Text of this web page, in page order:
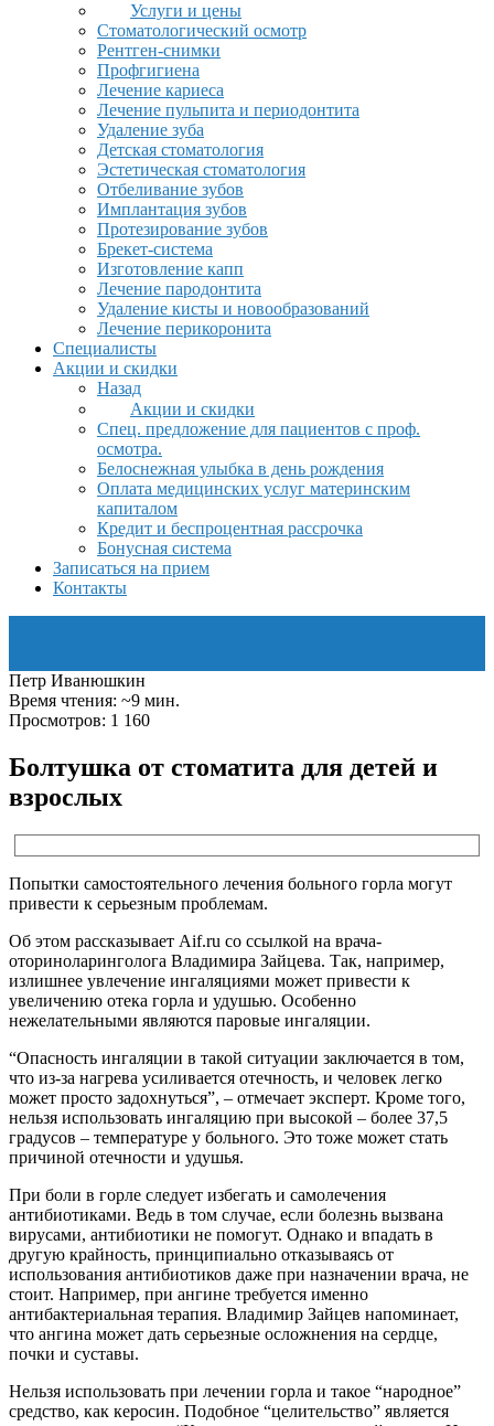
Услуги и цены
Стоматологический осмотр
Рентген-снимки
Профгигиена
Лечение кариеса
Лечение пульпита и периодонтита
Удаление зуба
Детская стоматология
Эстетическая стоматология
Отбеливание зубов
Имплантация зубов
Протезирование зубов
Брекет-система
Изготовление капп
Лечение пародонтита
Удаление кисты и новообразований
Лечение перикоронита
Специалисты
Акции и скидки
Назад
Акции и скидки
Спец. предложение для пациентов с проф.
осмотра.
Белоснежная улыбка в день рождения
Оплата медицинских услуг материнским
капиталом
Кредит и беспроцентная рассрочка
Бонусная система
Записаться на прием
Контакты
Петр Иванюшкин
Время чтения: ~9 мин.
Просмотров: 1 160
Болтушка от стоматита для детей и
взрослых
Попытки самостоятельного лечения больного горла могут
привести к серьезным проблемам.
Об этом рассказывает Aif.ru со ссылкой на врача-
оториноларинголога Владимира Зайцева. Так, например,
излишнее увлечение ингаляциями может привести к
увеличению отека горла и удушью. Особенно
нежелательными являются паровые ингаляции.
“Опасность ингаляции в такой ситуации заключается в том,
что из-за нагрева усиливается отечность, и человек легко
может просто задохнуться”, – отмечает эксперт. Кроме того,
нельзя использовать ингаляцию при высокой – более 37,5
градусов – температуре у больного. Это тоже может стать
причиной отечности и удушья.
При боли в горле следует избегать и самолечения
антибиотиками. Ведь в том случае, если болезнь вызвана
вирусами, антибиотики не помогут. Однако и впадать в
другую крайность, принципиально отказываясь от
использования антибиотиков даже при назначении врача, не
стоит. Например, при ангине требуется именно
антибактериальная терапия. Владимир Зайцев напоминает,
что ангина может дать серьезные осложнения на сердце,
почки и суставы.
Нельзя использовать при лечении горла и такое “народное”
средство, как керосин. Подобное “целительство” является